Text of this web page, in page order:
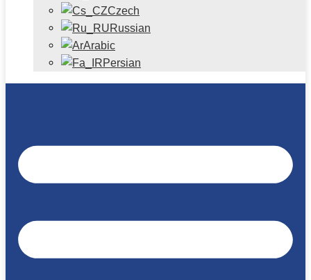
Czech
Russian
Arabic
Persian